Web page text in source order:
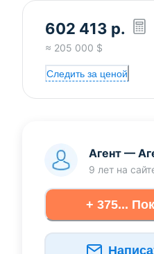
602 413 р.
≈ 205 000 $
Следить за ценой
Агент —
9 лет на
+ 375...